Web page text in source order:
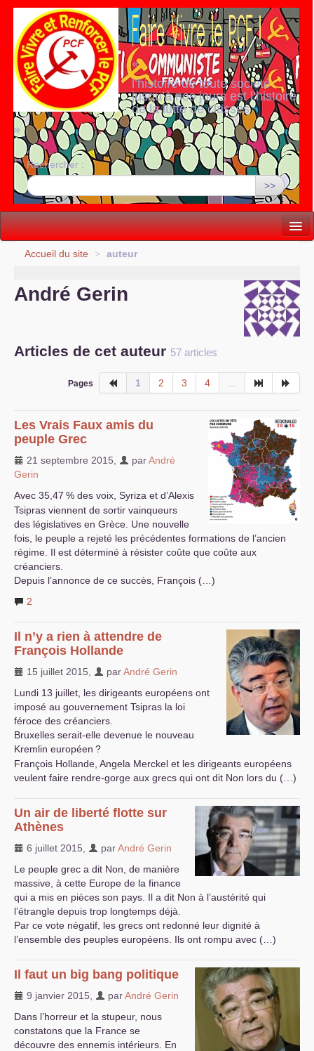
«
l’histoire de toute société
jusqu’à nos jours est l’histoire
de la lutte de classes
»
Rechercher :
>>
Vie politique
Accueil du site > auteur
André Gerin
Articles de cet auteur 57 articles
Pages 1 2 3 4
Les Vrais Faux amis du
peuple Grec
21 septembre 2015 parAndré
Gerin
Avec 35,47 % des voix, Syriza et d’Alexis
Tsipras viennent de sortir vainqueurs
des législatives en Grèce. Une nouvelle
fois, le peuple a rejeté les précédentes formations de l’ancien
régime. Il est déterminé à résister coûte que coûte aux
créanciers.
Depuis l’annonce de ce succès, François (…)
2
Il n’y a rien à attendre de
François Hollande
15 juillet 2015 parAndré Gerin
Lundi 13 juillet, les dirigeants européens ont
imposé au gouvernement Tsipras la loi
féroce des créanciers.
Bruxelles serait-elle devenue le nouveau
Kremlin européen ?
François Hollande, Angela Merckel et les dirigeants européens
veulent faire rendre-gorge aux grecs qui ont dit Non lors du (…)
Un air de liberté flotte sur
Athènes
6 juillet 2015 parAndré Gerin
Le peuple grec a dit Non, de manière
massive, à cette Europe de la finance
qui a mis en pièces son pays. Il a dit Non à l’austérité qui
l’étrangle depuis trop longtemps déjà.
Par ce vote négatif, les grecs ont redonné leur dignité à
l’ensemble des peuples européens. Ils ont rompu avec (…)
Il faut un big bang politique
9 janvier 2015 parAndré Gerin
Dans l’horreur et la stupeur, nous
constatons que la France se
découvre des ennemis intérieurs. En